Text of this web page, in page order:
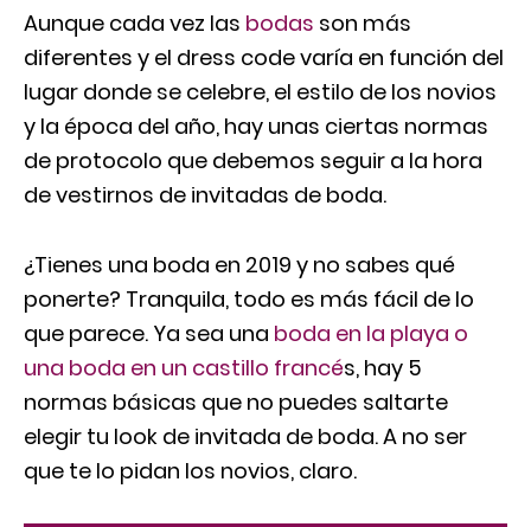
Aunque cada vez las bodas son más
diferentes y el dress code varía en función del
lugar donde se celebre, el estilo de los novios
y la época del año, hay unas ciertas normas
de protocolo que debemos seguir a la hora
de vestirnos de invitadas de boda.
¿Tienes una boda en 2019 y no sabes qué
ponerte? Tranquila, todo es más fácil de lo
que parece. Ya sea una boda en la playa o
una boda en un castillo francés, hay 5
normas básicas que no puedes saltarte
elegir tu look de invitada de boda. A no ser
que te lo pidan los novios, claro.